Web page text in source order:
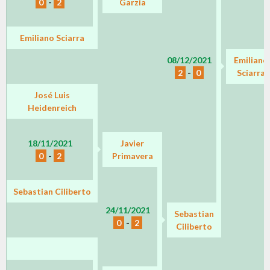
08/12/2021
2 - 0
0 - 2 Garzia
Emiliano Sciarra
Emiliano
Sciarra
José Luis
Heidenreich
18/11/2021
0 - 2
Javier
Primavera
24/11/2021
0 - 2
Sebastian Ciliberto
Sebastian
Ciliberto